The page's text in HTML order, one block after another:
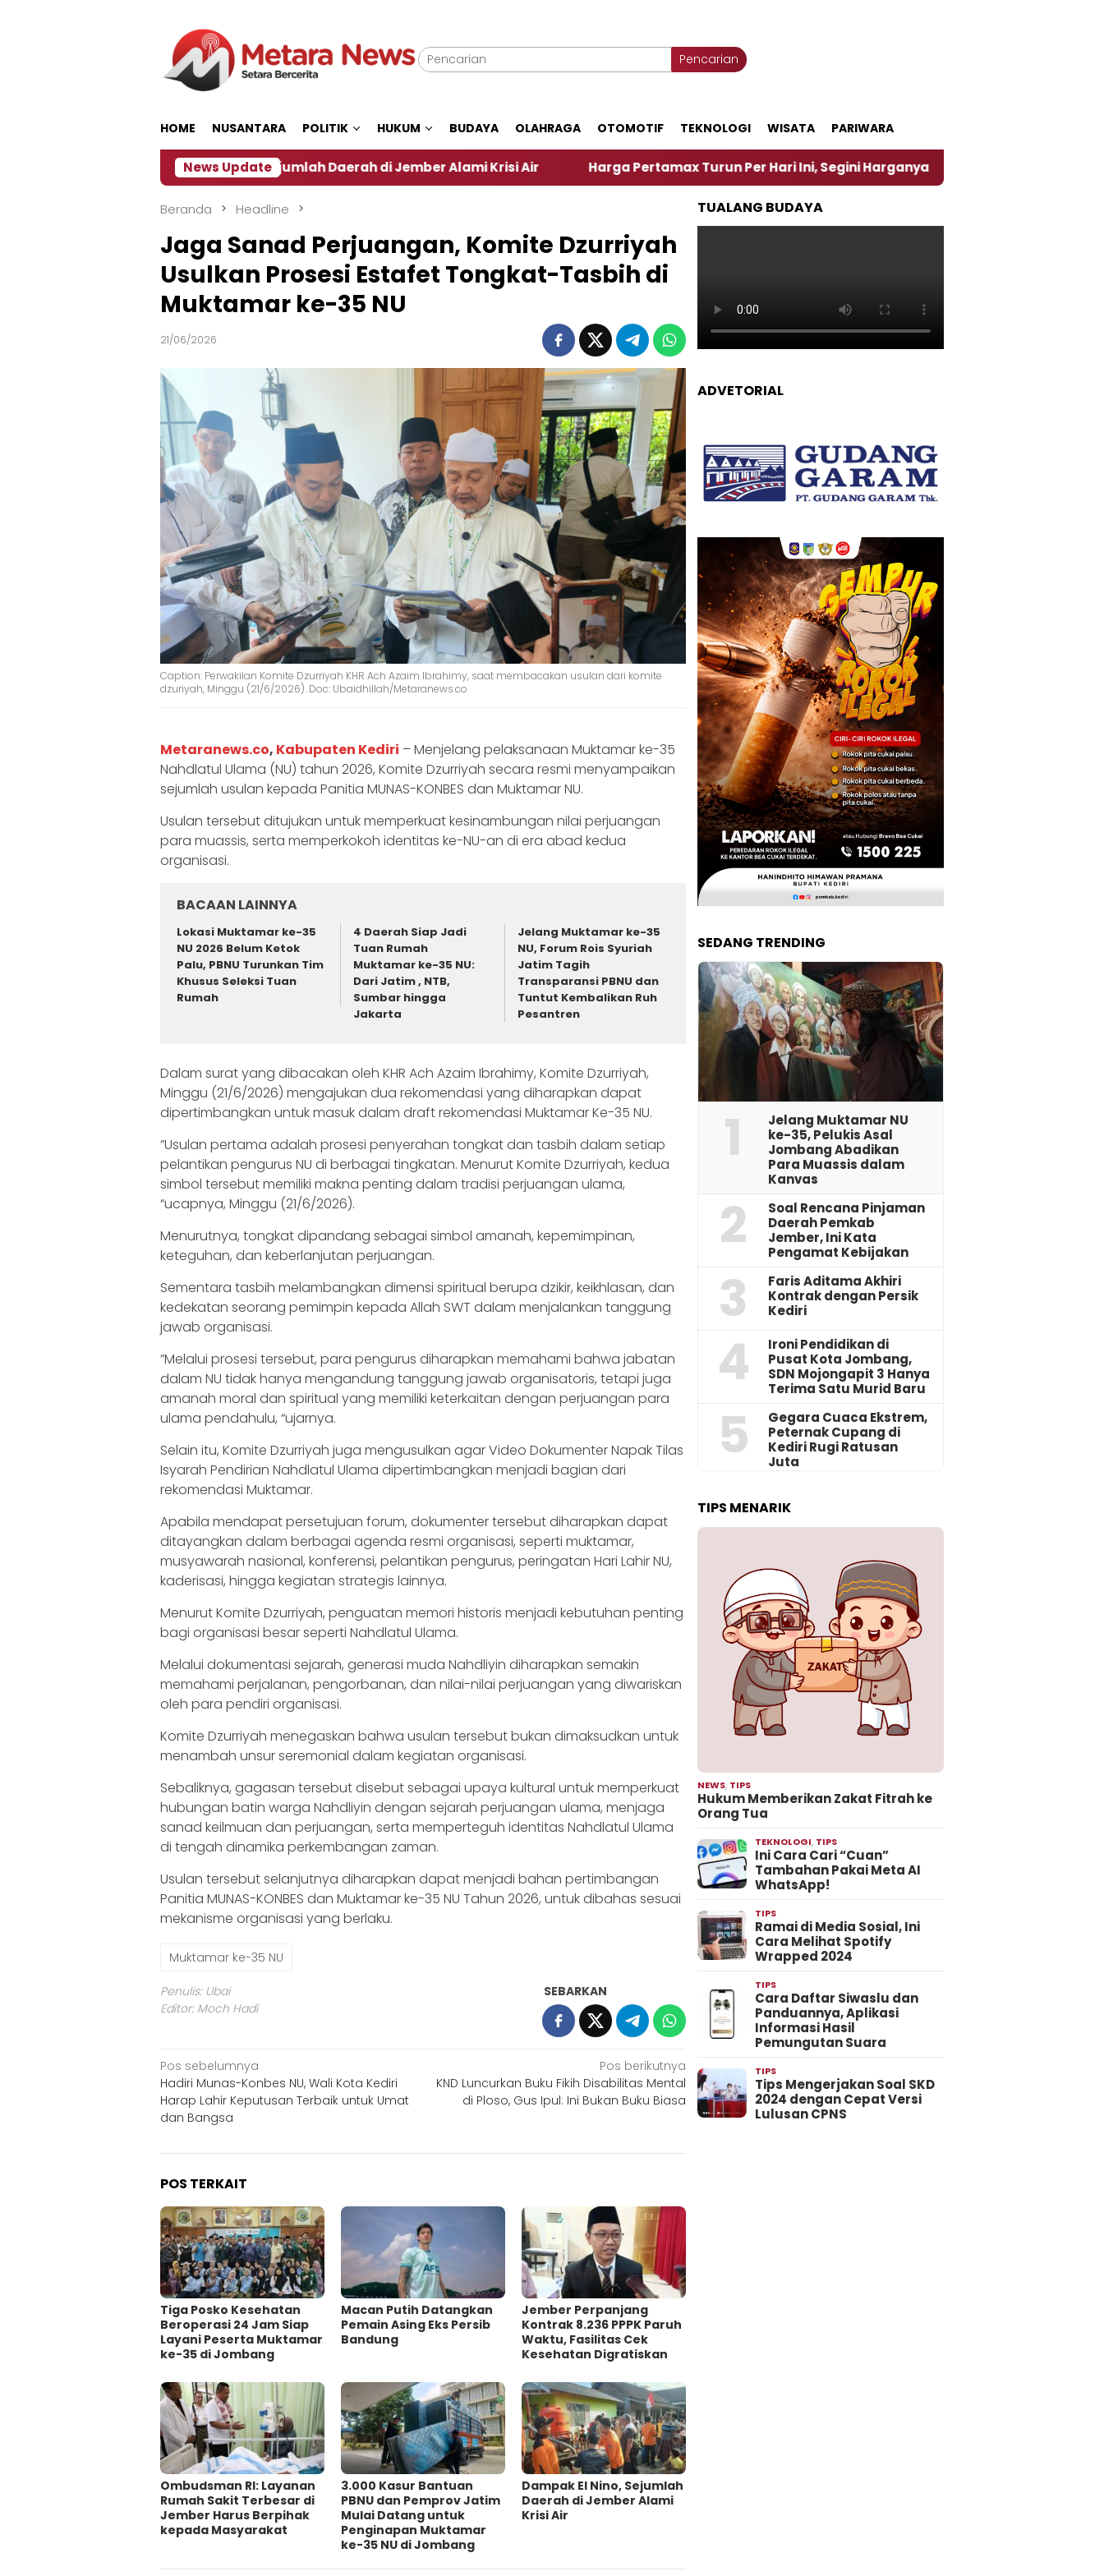
Pencarian
HOME NUSANTARA POLITIK HUKUM BUDAYA OLAHRAGA OTOMOTIF TEKNOLOGI WISATA PARIWARA
News Update
Dampak El Nino, Sejumlah Daerah di Jember Alami Krisi Air Harga Pertamax Turun Per Hari Ini, Segini Harganya ‎Nasirun Maestro Lukis Pemadu
Beranda Headline
Jaga Sanad Perjuangan, Komite Dzurriyah
Usulkan Prosesi Estafet Tongkat-Tasbih di
Muktamar ke-35 NU
21/06/2026
Caption: Perwakilan Komite Dzurriyah KHR Ach Azaim Ibrahimy, saat membacakan usulan dari komite
dzuriyah, Minggu (21/6/2026). Doc: Ubaidhillah/Metaranews.co
Metaranews.co, Kabupaten Kediri – Menjelang pelaksanaan Muktamar ke-35
Nahdlatul Ulama (NU) tahun 2026, Komite Dzurriyah secara resmi menyampaikan
sejumlah usulan kepada Panitia MUNAS-KONBES dan Muktamar NU.
Usulan tersebut ditujukan untuk memperkuat kesinambungan nilai perjuangan
para muassis, serta memperkokoh identitas ke-NU-an di era abad kedua
organisasi.
BACAAN LAINNYA
Lokasi Muktamar ke-35
NU 2026 Belum Ketok
Palu, PBNU Turunkan Tim
Khusus Seleksi Tuan
Rumah
4 Daerah Siap Jadi
Tuan Rumah
Muktamar ke-35 NU:
Dari Jatim , NTB,
Sumbar hingga
Jakarta
Jelang Muktamar ke-35
NU, Forum Rois Syuriah
Jatim Tagih
Transparansi PBNU dan
Tuntut Kembalikan Ruh
Pesantren
‎‎Dalam surat yang dibacakan oleh KHR Ach Azaim Ibrahimy, Komite Dzurriyah,
Minggu (21/6/2026) mengajukan dua rekomendasi yang diharapkan dapat
dipertimbangkan untuk masuk dalam draft rekomendasi Muktamar Ke-35 NU.
‎‎”Usulan pertama adalah prosesi penyerahan tongkat dan tasbih dalam setiap
pelantikan pengurus NU di berbagai tingkatan. Menurut Komite Dzurriyah, kedua
simbol tersebut memiliki makna penting dalam tradisi perjuangan ulama,
“ucapnya, Minggu (21/6/2026).‎
‎Menurutnya, tongkat dipandang sebagai simbol amanah, kepemimpinan,
keteguhan, dan keberlanjutan perjuangan.
Sementara tasbih melambangkan dimensi spiritual berupa dzikir, keikhlasan, dan
kedekatan seorang pemimpin kepada Allah SWT dalam menjalankan tanggung
jawab organisasi.
‎‎”Melalui prosesi tersebut, para pengurus diharapkan memahami bahwa jabatan
dalam NU tidak hanya mengandung tanggung jawab organisatoris, tetapi juga
amanah moral dan spiritual yang memiliki keterkaitan dengan perjuangan para
ulama pendahulu, “ujarnya.
‎‎Selain itu, Komite Dzurriyah juga mengusulkan agar Video Dokumenter Napak Tilas
Isyarah Pendirian Nahdlatul Ulama dipertimbangkan menjadi bagian dari
rekomendasi Muktamar.
‎‎Apabila mendapat persetujuan forum, dokumenter tersebut diharapkan dapat
ditayangkan dalam berbagai agenda resmi organisasi, seperti muktamar,
musyawarah nasional, konferensi, pelantikan pengurus, peringatan Hari Lahir NU,
kaderisasi, hingga kegiatan strategis lainnya.
‎‎Menurut Komite Dzurriyah, penguatan memori historis menjadi kebutuhan penting
bagi organisasi besar seperti Nahdlatul Ulama.
Melalui dokumentasi sejarah, generasi muda Nahdliyin diharapkan semakin
memahami perjalanan, pengorbanan, dan nilai-nilai perjuangan yang diwariskan
oleh para pendiri organisasi.
‎‎Komite Dzurriyah menegaskan bahwa usulan tersebut bukan dimaksudkan untuk
menambah unsur seremonial dalam kegiatan organisasi.
Sebaliknya, gagasan tersebut disebut sebagai upaya kultural untuk memperkuat
hubungan batin warga Nahdliyin dengan sejarah perjuangan ulama, menjaga
sanad keilmuan dan perjuangan, serta memperteguh identitas Nahdlatul Ulama
di tengah dinamika perkembangan zaman.
‎‎Usulan tersebut selanjutnya diharapkan dapat menjadi bahan pertimbangan
Panitia MUNAS-KONBES dan Muktamar ke-35 NU Tahun 2026, untuk dibahas sesuai
mekanisme organisasi yang berlaku.
Muktamar ke-35 NU
Penulis: Ubai
Editor: Moch Hadi
SEBARKAN
Navigasi
pos
Pos sebelumnya
Hadiri Munas-Konbes NU, Wali Kota Kediri
Harap Lahir Keputusan Terbaik untuk Umat
dan Bangsa
Pos berikutnya
KND Luncurkan Buku Fikih Disabilitas Mental
di Ploso, Gus Ipul: Ini Bukan Buku Biasa
POS TERKAIT
Tiga Posko Kesehatan
Beroperasi 24 Jam Siap
Layani Peserta Muktamar
ke-35 di Jombang
Macan Putih Datangkan
Pemain Asing Eks Persib
Bandung
Jember Perpanjang
Kontrak 8.236 PPPK Paruh
Waktu, Fasilitas Cek
Kesehatan Digratiskan
Ombudsman RI: Layanan
Rumah Sakit Terbesar di
Jember Harus Berpihak
kepada Masyarakat
3.000 Kasur Bantuan
PBNU dan Pemprov Jatim
Mulai Datang untuk
Penginapan Muktamar
ke-35 NU di Jombang
Dampak El Nino, Sejumlah
Daerah di Jember Alami
Krisi Air
TUALANG BUDAYA
ADVETORIAL
SEDANG TRENDING
1
Jelang Muktamar NU
ke-35, Pelukis Asal
Jombang Abadikan
Para Muassis dalam
Kanvas
2
‎Soal Rencana Pinjaman
Daerah Pemkab
Jember, Ini Kata
Pengamat Kebijakan ‎
3
Faris Aditama Akhiri
Kontrak dengan Persik
Kediri
4
Ironi Pendidikan di
Pusat Kota Jombang,
SDN Mojongapit 3 Hanya
Terima Satu Murid Baru
5
‎Gegara Cuaca Ekstrem,
Peternak Cupang di
Kediri Rugi Ratusan
Juta
TIPS MENARIK
NEWS, TIPS
Hukum Memberikan Zakat Fitrah ke
Orang Tua
TEKNOLOGI, TIPS
Ini Cara Cari “Cuan”
Tambahan Pakai Meta AI
WhatsApp!
TIPS
Ramai di Media Sosial, Ini
Cara Melihat Spotify
Wrapped 2024
TIPS
Cara Daftar Siwaslu dan
Panduannya, Aplikasi
Informasi Hasil
Pemungutan Suara
TIPS
Tips Mengerjakan Soal SKD
2024 dengan Cepat Versi
Lulusan CPNS